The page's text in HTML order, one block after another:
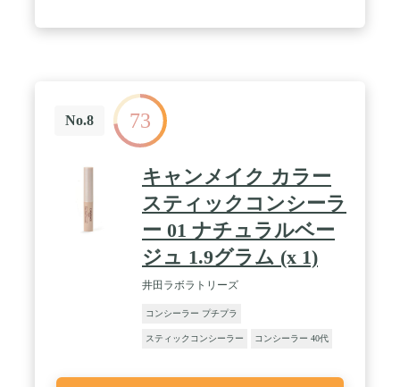
No.8 73
キャンメイク カラー
スティックコンシーラ
ー 01 ナチュラルベー
ジュ 1.9グラム (x 1)
井田ラボラトリーズ
コンシーラー プチプラ
スティックコンシーラー コンシーラー 40代